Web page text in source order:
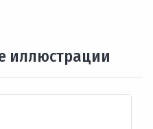
иллюстрации